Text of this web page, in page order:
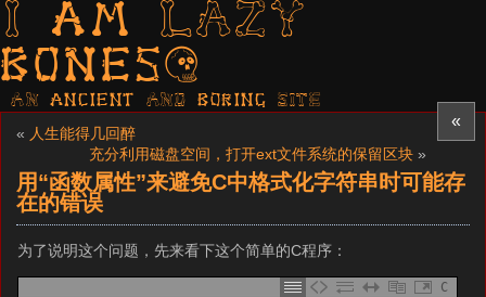
I am LAZY
bones?
AN ancient AND boring SITE
«
« 人生能得几回醉
充分利用磁盘空间，打开ext文件系统的保留区块 »
用“函数属性”来避免C中格式化字符串时可能存
在的错误
为了说明这个问题，先来看下这个简单的C程序：
C